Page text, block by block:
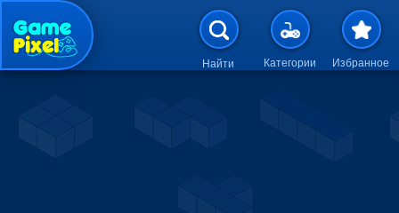
Перейти к основному
Найти Категории Избранное